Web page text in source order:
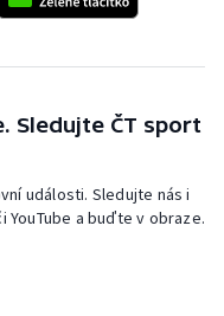
Sledujte ČT sport
události. Sledujte nás i
YouTube a buďte v obraze.